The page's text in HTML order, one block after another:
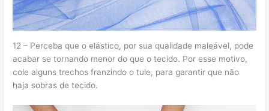
12 – Perceba que o elástico, por sua qualidade maleável, pode
acabar se tornando menor do que o tecido. Por esse motivo,
cole alguns trechos franzindo o tule, para garantir que não
haja sobras de tecido.